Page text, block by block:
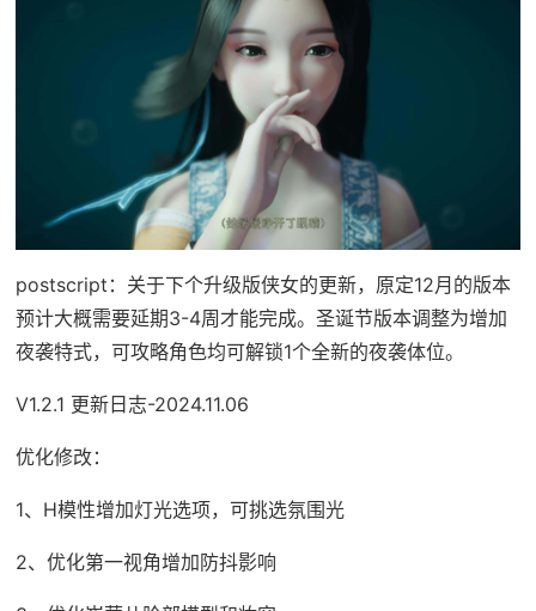
postscript：关于下个升级版侠女的更新，原定12月的版本
预计大概需要延期3-4周才能完成。圣诞节版本调整为增加
夜袭特式，可攻略角色均可解锁1个全新的夜袭体位。
V1.2.1 更新日志-2024.11.06
优化修改：
1、H模性增加灯光选项，可挑选氛围光
2、优化第一视角增加防抖影响